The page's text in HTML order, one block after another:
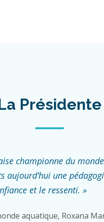
Présidente
championne du
aujourd’hui une
et le ressenti. »
aquatique, Roxana